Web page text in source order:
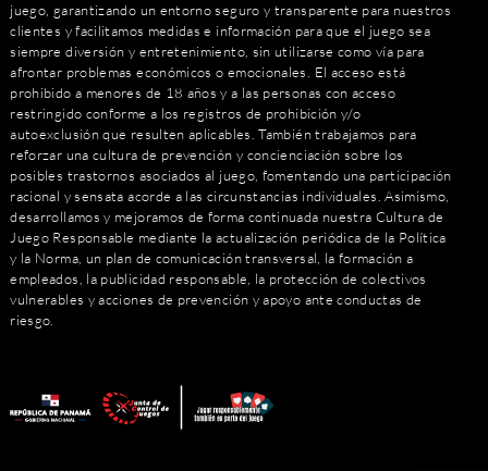
juego, garantizando un entorno seguro y transparente para nuestros
clientes y facilitamos medidas e información para que el juego sea
siempre diversión y entretenimiento, sin utilizarse como vía para
afrontar problemas económicos o emocionales. El acceso está
prohibido a menores de 18 años y a las personas con acceso
restringido conforme a los registros de prohibición y/o
autoexclusión que resulten aplicables. También trabajamos para
reforzar una cultura de prevención y concienciación sobre los
posibles trastornos asociados al juego, fomentando una participación
racional y sensata acorde a las circunstancias individuales. Asimismo,
desarrollamos y mejoramos de forma continuada nuestra Cultura de
Juego Responsable mediante la actualización periódica de la Política
y la Norma, un plan de comunicación transversal, la formación a
empleados, la publicidad responsable, la protección de colectivos
vulnerables y acciones de prevención y apoyo ante conductas de
riesgo.